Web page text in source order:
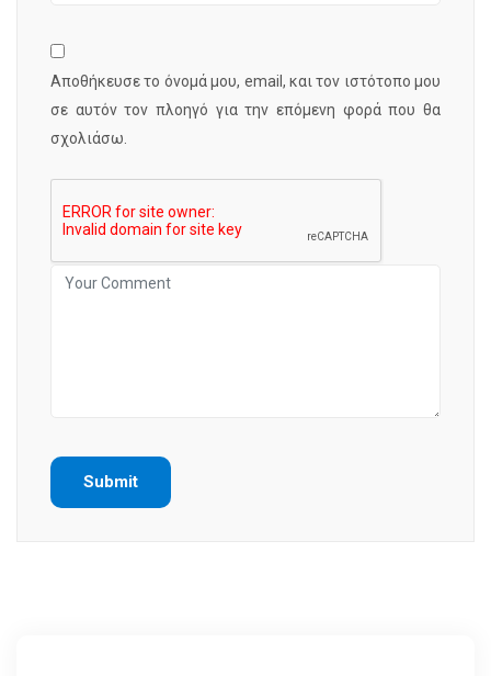
Αποθήκευσε το όνομά μου, email, και τον ιστότοπο μου
σε αυτόν τον πλοηγό για την επόμενη φορά που θα
σχολιάσω.